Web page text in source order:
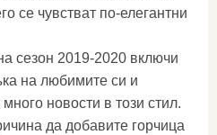
се чувстват по-елегантни
сезон 2019-2020 включи
на любимите си и
новости в този стил.
да добавите горчица